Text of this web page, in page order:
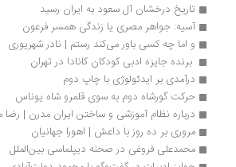
تاریخ درخشان آل سعود به ایران رسید
آسیه: جواهر مصری یا زندگی همسر فرعون
و اما چه کسی باور می‌کند رستم | نادر شهریوری
برنده جایزه ادبی کودکان کانادا در تهران
درآمدی بر ایدئولوژی با چاپ دوم
حرکت گورشاه دوم به سوی قلمرو شاه یوناس
درباره نظام آموزشی و ساختن ایران مدرن | رضا منصوری
مروری بر ده روز با داعش | اهورا جهانیان
محمدعلی فروغی در صحنه دیپلماسی بین‌الملل